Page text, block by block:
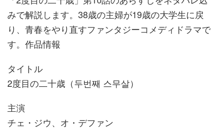
みで解説します。38歳の主婦が19歳の大学生に戻
り、青春をやり直すファンタジーコメディドラマで
す。作品情報
タイトル
2度目の二十歳（두번째 스무살）
主演
チェ・ジウ、オ・デファン